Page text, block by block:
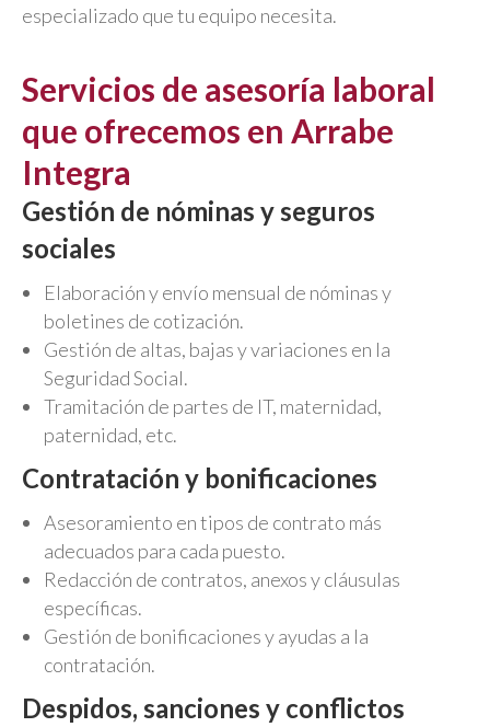
especializado que tu equipo necesita.
Servicios de asesoría laboral
que ofrecemos en Arrabe
Integra
Gestión de nóminas y seguros
sociales
Elaboración y envío mensual de nóminas y
boletines de cotización.
Gestión de altas, bajas y variaciones en la
Seguridad Social.
Tramitación de partes de IT, maternidad,
paternidad, etc.
Contratación y bonificaciones
Asesoramiento en tipos de contrato más
adecuados para cada puesto.
Redacción de contratos, anexos y cláusulas
específicas.
Gestión de bonificaciones y ayudas a la
contratación.
Despidos, sanciones y conflictos